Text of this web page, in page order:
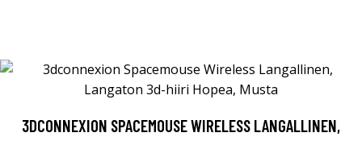
3DCONNEXION SPACEMOUSE WIRELESS LANGALLINEN,